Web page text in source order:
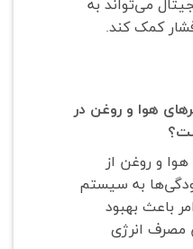
می‌تواند به
کمک کند.
هوا و روغن در
و روغن از
به سیستم
باعث بهبود
مصرف انرژی